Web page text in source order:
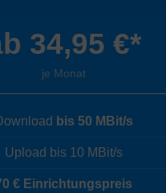
34,95 €*
je Monat
bis 50 MBit/s
Upload bis 10 MBit/s
€ Einrichtungspreis